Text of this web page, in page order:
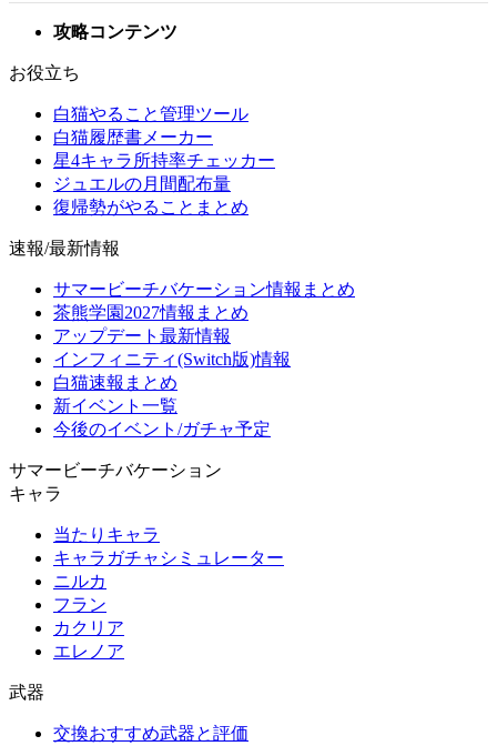
攻略コンテンツ
お役立ち
白猫やること管理ツール
白猫履歴書メーカー
星4キャラ所持率チェッカー
ジュエルの月間配布量
復帰勢がやることまとめ
速報/最新情報
サマービーチバケーション情報まとめ
茶熊学園2027情報まとめ
アップデート最新情報
インフィニティ(Switch版)情報
白猫速報まとめ
新イベント一覧
今後のイベント/ガチャ予定
サマービーチバケーション
キャラ
当たりキャラ
キャラガチャシミュレーター
ニルカ
フラン
カクリア
エレノア
武器
交換おすすめ武器と評価